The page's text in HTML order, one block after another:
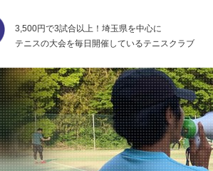
3,500円で3試合以上！埼玉県を中心に
テニスの大会を毎日開催しているテニスクラブ
インスピリッツテニスクラブ